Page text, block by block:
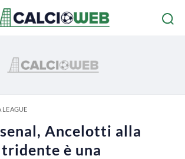
LEAGUE
Ancelotti alla
è una